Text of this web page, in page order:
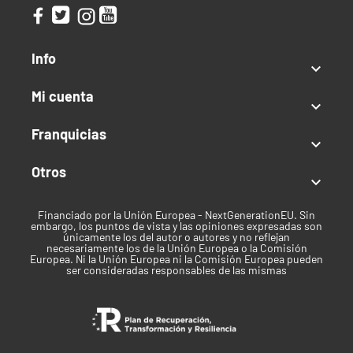
ti.
Monkey King
Info

Mi cuenta

Franquicias

Otros

Financiado por la Unión Europea - NextGenerationEU. Sin
embargo, los puntos de vista y las opiniones expresadas son
únicamente los del autor o autores y no reflejan
necesariamente los de la Unión Europea o la Comisión
Europea. Ni la Unión Europea ni la Comisión Europea pueden
ser consideradas responsables de las mismas